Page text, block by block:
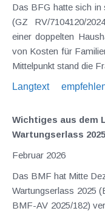
Das BFG hatte sich in
(GZ RV/7104120/
einer doppelten
von Kosten für
Mittelpunkt stand die
Langtext
Wichtiges aus dem
Wartungserlass 2025
Februar 2026
Das BMF hat Mitte
Wartungserlass 2025
BMF-AV 2025/182)